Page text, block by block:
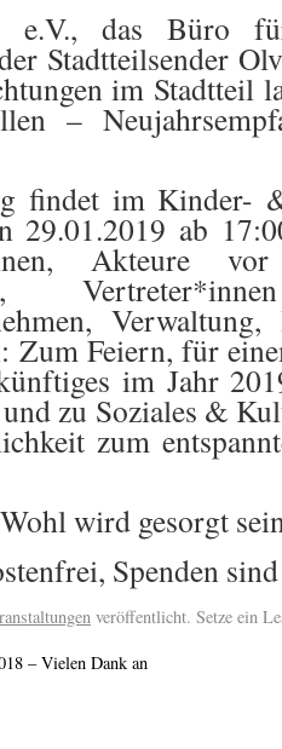
e.V., das Büro
Stadtteilsender
im Stadtteil
–
findet im Kinder-
29.01.2019 ab
Akteure
Zum Feiern, für
im Jahr
zu Soziales &
zum
wird gesorgt
Spenden
veröffentlicht. Setze ein
– Vielen Dank an